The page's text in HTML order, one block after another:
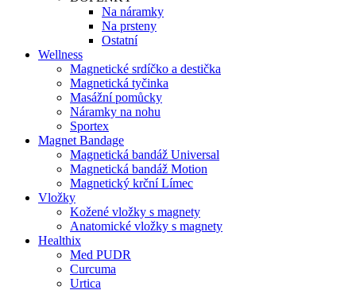
Na náramky
Na prsteny
Ostatní
Wellness
Magnetické srdíčko a destička
Magnetická tyčinka
Masážní pomůcky
Náramky na nohu
Sportex
Magnet Bandage
Magnetická bandáž Universal
Magnetická bandáž Motion
Magnetický krční Límec
Vložky
Kožené vložky s magnety
Anatomické vložky s magnety
Healthix
Med PUDR
Curcuma
Urtica